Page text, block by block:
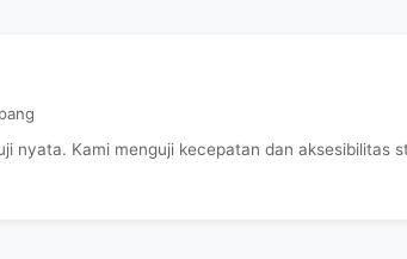
nyata. Kami menguji kecepatan dan aksesibilitas